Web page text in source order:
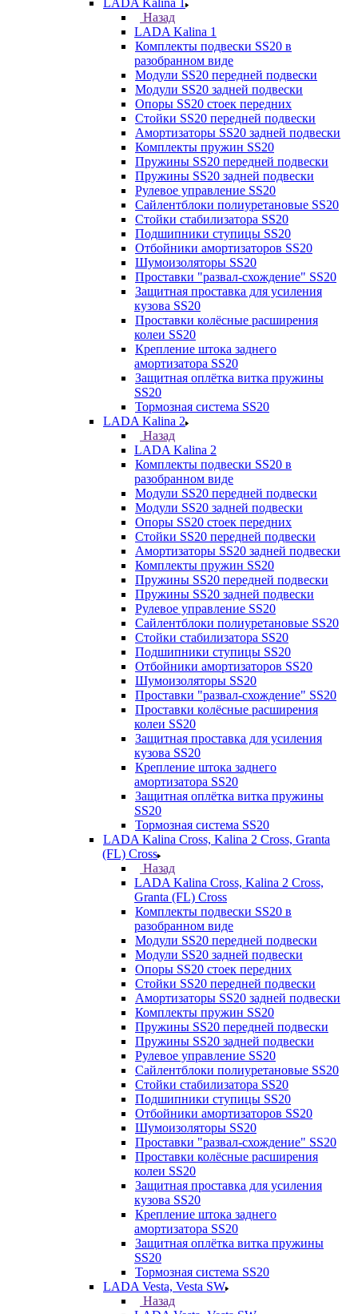
LADA Kalina 1
Назад
LADA Kalina 1
Комплекты подвески SS20 в
разобранном виде
Модули SS20 передней подвески
Модули SS20 задней подвески
Опоры SS20 стоек передних
Стойки SS20 передней подвески
Амортизаторы SS20 задней подвески
Комплекты пружин SS20
Пружины SS20 передней подвески
Пружины SS20 задней подвески
Рулевое управление SS20
Сайлентблоки полиуретановые SS20
Стойки стабилизатора SS20
Подшипники ступицы SS20
Отбойники амортизаторов SS20
Шумоизоляторы SS20
Проставки "развал-схождение" SS20
Защитная проставка для усиления
кузова SS20
Проставки колёсные расширения
колеи SS20
Крепление штока заднего
амортизатора SS20
Защитная оплётка витка пружины
SS20
Тормозная система SS20
LADA Kalina 2
Назад
LADA Kalina 2
Комплекты подвески SS20 в
разобранном виде
Модули SS20 передней подвески
Модули SS20 задней подвески
Опоры SS20 стоек передних
Стойки SS20 передней подвески
Амортизаторы SS20 задней подвески
Комплекты пружин SS20
Пружины SS20 передней подвески
Пружины SS20 задней подвески
Рулевое управление SS20
Сайлентблоки полиуретановые SS20
Стойки стабилизатора SS20
Подшипники ступицы SS20
Отбойники амортизаторов SS20
Шумоизоляторы SS20
Проставки "развал-схождение" SS20
Проставки колёсные расширения
колеи SS20
Защитная проставка для усиления
кузова SS20
Крепление штока заднего
амортизатора SS20
Защитная оплётка витка пружины
SS20
Тормозная система SS20
LADA Kalina Cross, Kalina 2 Cross, Granta
(FL) Cross
Назад
LADA Kalina Cross, Kalina 2 Cross,
Granta (FL) Cross
Комплекты подвески SS20 в
разобранном виде
Модули SS20 передней подвески
Модули SS20 задней подвески
Опоры SS20 стоек передних
Стойки SS20 передней подвески
Амортизаторы SS20 задней подвески
Комплекты пружин SS20
Пружины SS20 передней подвески
Пружины SS20 задней подвески
Рулевое управление SS20
Сайлентблоки полиуретановые SS20
Стойки стабилизатора SS20
Подшипники ступицы SS20
Отбойники амортизаторов SS20
Шумоизоляторы SS20
Проставки "развал-схождение" SS20
Проставки колёсные расширения
колеи SS20
Защитная проставка для усиления
кузова SS20
Крепление штока заднего
амортизатора SS20
Защитная оплётка витка пружины
SS20
Тормозная система SS20
LADA Vesta, Vesta SW
Назад